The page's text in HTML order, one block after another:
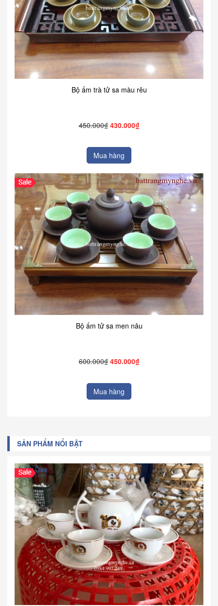
Bộ ấm trà tử sa màu rêu
450.000₫ 430.000₫
Mua hàng
Bộ ấm tử sa men nâu
600.000₫ 450.000₫
Mua hàng
SẢN PHẨM NỔI BẬT